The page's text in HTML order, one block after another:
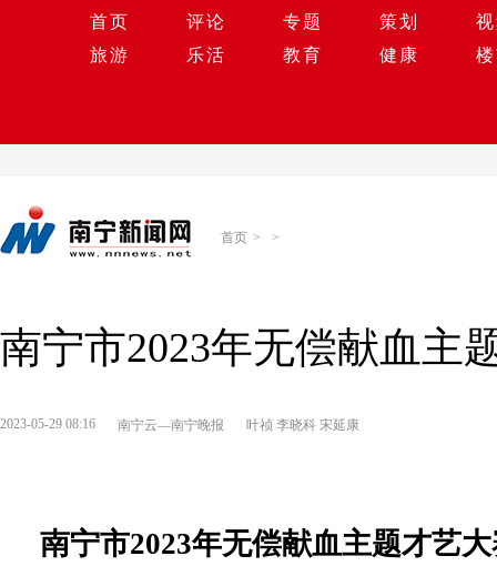
首页 评论 专题 策划
旅游
乐活 教育 健康
首页 > >
南宁市2023年无偿献血主
2023-05-29 08:16 南宁云—南宁晚报 叶祯 李晓科 宋延康
南宁市2023年无偿献血主题才艺